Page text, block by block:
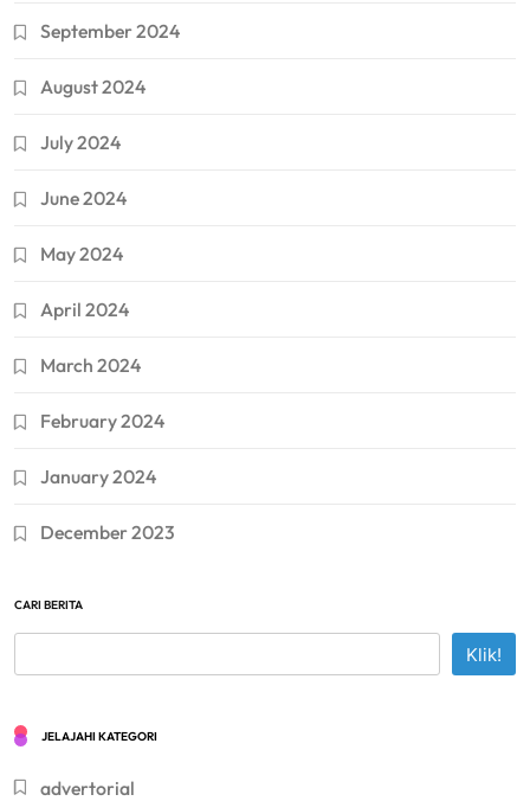
September 2024
August 2024
July 2024
June 2024
May 2024
April 2024
March 2024
February 2024
January 2024
December 2023
CARI BERITA
Klik!
JELAJAHI KATEGORI
advertorial